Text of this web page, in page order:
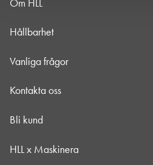
Om HLL
Hållbarhet
Vanliga frågor
Kontakta oss
Bli kund
HLL x Maskinera